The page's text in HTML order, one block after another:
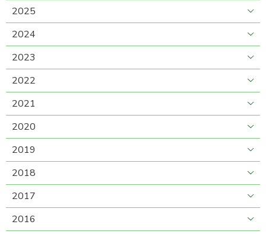
2025
2024
2023
2022
2021
2020
2019
2018
2017
2016